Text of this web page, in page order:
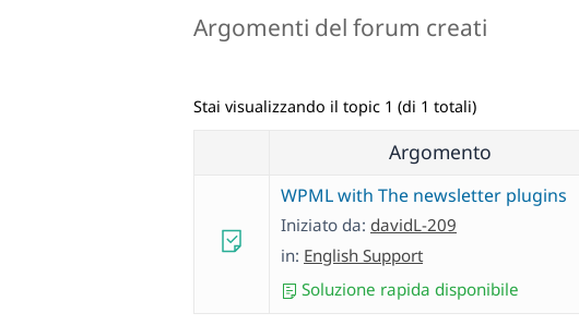
Argomenti del forum creati
Stai visualizzando il topic 1 (di 1 totali)
Argomento
WPML with The newsletter plugins
Iniziato da: davidL-209
in: English Support
Soluzione rapida disponibile